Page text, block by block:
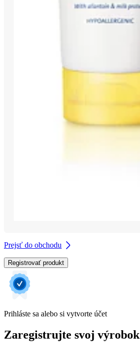
Prejsť do obchodu
Registrovať produkt
Prihláste sa alebo si vytvorte účet
Zaregistrujte svoj výrobok